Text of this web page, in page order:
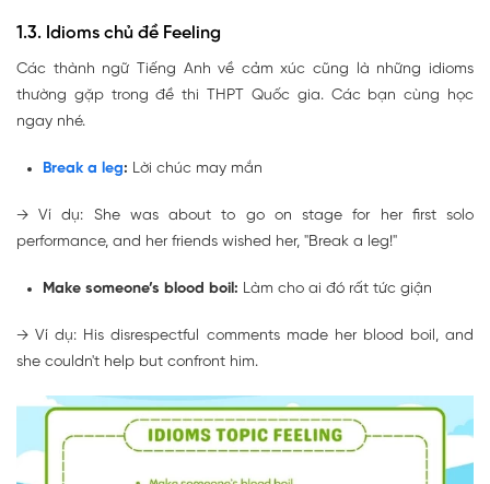
1.3. Idioms chủ đề Feeling
Các thành ngữ Tiếng Anh về cảm xúc cũng là những idioms
thường gặp trong đề thi THPT Quốc gia. Các bạn cùng học
ngay nhé.
Break a leg: Lời chúc may mắn
→Ví dụ: She was about to go on stage for her first solo
performance, and her friends wished her, "Break a leg!"
Make someone’s blood boil: Làm cho ai đó rất tức giận
→Ví dụ: His disrespectful comments made her blood boil, and
she couldn't help but confront him.